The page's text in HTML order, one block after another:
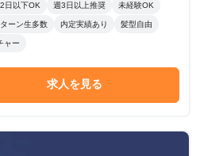
日以下OK 週3日以上推奨 未経験OK
ーン生多数 内定実績あり 髪型自由
ャー
求人を見る